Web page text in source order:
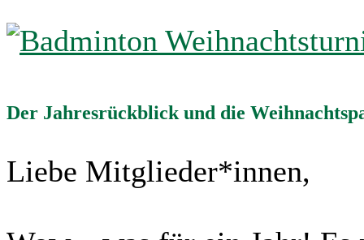
Der Jahresrückblick und die
Liebe Mitglieder*innen,